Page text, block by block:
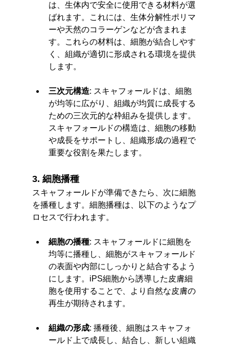
は、生体内で安全に使用できる材料が選
ばれます。これには、生体分解性ポリマ
ーや天然のコラーゲンなどが含まれま
す。これらの材料は、細胞が結合しやす
く、組織が適切に形成される環境を提供
します。
三次元構造: スキャフォールドは、細胞
が均等に広がり、組織が均質に成長する
ための三次元的な枠組みを提供します。
スキャフォールドの構造は、細胞の移動
や成長をサポートし、組織形成の過程で
重要な役割を果たします。
3. 細胞播種
スキャフォールドが準備できたら、次に細胞
を播種します。細胞播種は、以下のようなプ
ロセスで行われます。
細胞の播種: スキャフォールドに細胞を
均等に播種し、細胞がスキャフォールド
の表面や内部にしっかりと結合するよう
にします。iPS細胞から誘導した皮膚細
胞を使用することで、より自然な皮膚の
再生が期待されます。
組織の形成: 播種後、細胞はスキャフォ
ールド上で成長し、結合し、新しい組織